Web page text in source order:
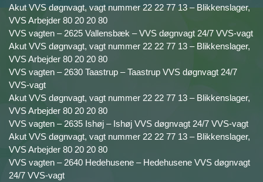
Akut VVS døgnvagt, vagt nummer 22 22 77 13 – Blikkenslager,
VVS Arbejder 80 20 20 80
VVS vagten – 2625 Vallensbæk – VVS døgnvagt 24/7 VVS-vagt
Akut VVS døgnvagt, vagt nummer 22 22 77 13 – Blikkenslager,
VVS Arbejder 80 20 20 80
VVS vagten – 2630 Taastrup – Taastrup VVS døgnvagt 24/7
VVS-vagt
Akut VVS døgnvagt, vagt nummer 22 22 77 13 – Blikkenslager,
VVS Arbejder 80 20 20 80
VVS vagten – 2635 Ishøj – Ishøj VVS døgnvagt 24/7 VVS-vagt
Akut VVS døgnvagt, vagt nummer 22 22 77 13 – Blikkenslager,
VVS Arbejder 80 20 20 80
VVS vagten – 2640 Hedehusene – Hedehusene VVS døgnvagt
24/7 VVS-vagt